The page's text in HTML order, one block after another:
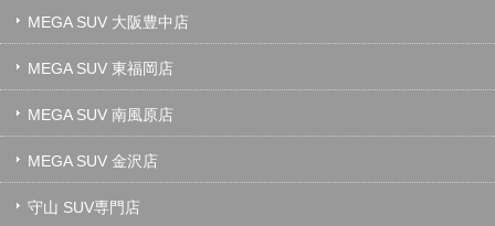
MEGA SUV 大阪豊中店
MEGA SUV 東福岡店
MEGA SUV 南風原店
MEGA SUV 金沢店
守山 SUV専門店